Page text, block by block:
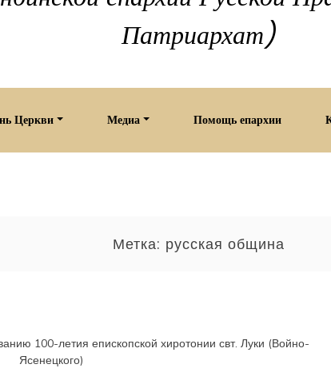
Патриархат)
Церкви Медиа Помощь епархии
Метка: русская община